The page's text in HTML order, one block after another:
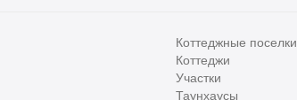
Коттеджные поселки
Коттеджи
Участки
Таунхаусы